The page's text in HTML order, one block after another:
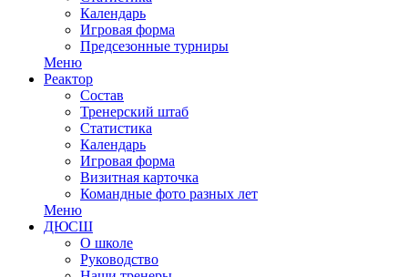
Календарь
Игровая форма
Предсезонные турниры
Меню
Реактор
Состав
Тренерский штаб
Статистика
Календарь
Игровая форма
Визитная карточка
Командные фото разных лет
Меню
ДЮСШ
О школе
Руководство